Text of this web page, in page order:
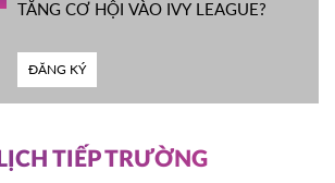
TĂNG CƠ HỘI VÀO IVY LEAGUE?
ĐĂNG KÝ
LỊCH TIẾP TRƯỜNG